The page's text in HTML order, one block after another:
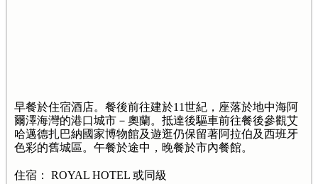
早餐於住宿酒店。餐後前往建於11世紀，座落於地中海阿
爾澤海灣的港口城市－奧蘭。抵達後驅車前往餐後參觀艾
哈邁德扎巴納國家博物館及遊逛仍保留著阿拉伯及西班牙
色彩的舊城區。午餐於途中，晚餐於市內餐館。
住宿： ROYAL HOTEL 或同級